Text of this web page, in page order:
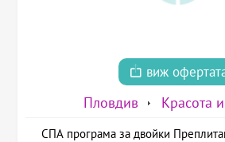
виж
Пловдив Красота
СПА програма за двойки